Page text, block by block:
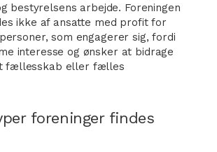
bestyrelsens arbejde. Foreningen
ikke af ansatte med profit for
som engagerer sig, fordi
interesse og ønsker at bidrage
fællesskab eller fælles
foreninger findes